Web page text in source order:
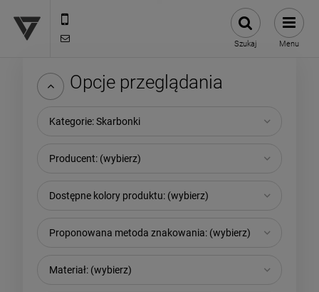
Szukaj Menu
Opcje przeglądania
Kategorie: Skarbonki
Producent: (wybierz)
Dostępne kolory produktu: (wybierz)
Proponowana metoda znakowania: (wybierz)
Materiał: (wybierz)